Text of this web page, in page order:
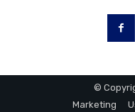
©
Marketing